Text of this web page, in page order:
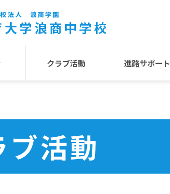
クラブ活動 進路サポート
ブ活動